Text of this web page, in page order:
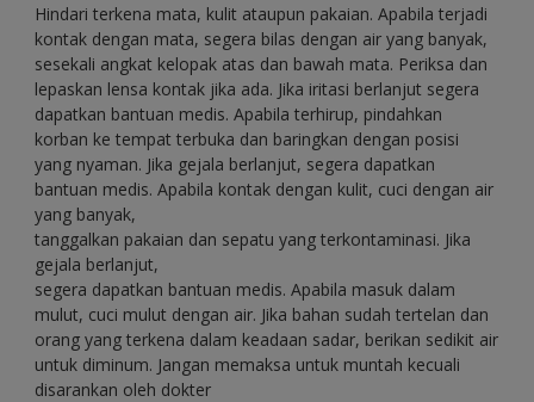
Hindari terkena mata, kulit ataupun pakaian. Apabila terjadi
kontak dengan mata, segera bilas dengan air yang banyak,
sesekali angkat kelopak atas dan bawah mata. Periksa dan
lepaskan lensa kontak jika ada. Jika iritasi berlanjut segera
dapatkan bantuan medis. Apabila terhirup, pindahkan
korban ke tempat terbuka dan baringkan dengan posisi
yang nyaman. Jika gejala berlanjut, segera dapatkan
bantuan medis. Apabila kontak dengan kulit, cuci dengan air
yang banyak,
tanggalkan pakaian dan sepatu yang terkontaminasi. Jika
gejala berlanjut,
segera dapatkan bantuan medis. Apabila masuk dalam
mulut, cuci mulut dengan air. Jika bahan sudah tertelan dan
orang yang terkena dalam keadaan sadar, berikan sedikit air
untuk diminum. Jangan memaksa untuk muntah kecuali
disarankan oleh dokter